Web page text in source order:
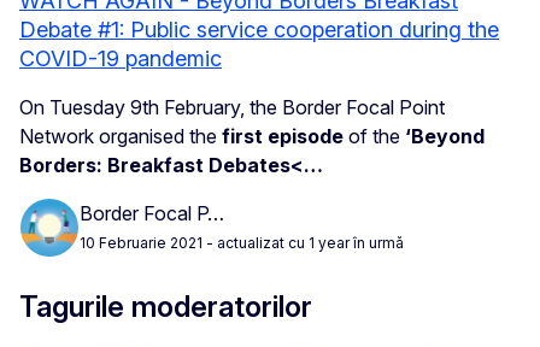
Debate #1: Public service cooperation during the
COVID-19 pandemic
On Tuesday 9th February, the Border Focal Point
Network organised the first episode of the ‘Beyond
Borders: Breakfast Debates<…
Border Focal P…
10 Februarie 2021 - actualizat cu 1 year în urmă
Tagurile moderatorilor